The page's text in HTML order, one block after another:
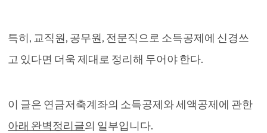
특히, 교직원, 공무원, 전문직으로 소득공제에 신경쓰
고 있다면 더욱 제대로 정리해 두어야 한다.
이 글은 연금저축계좌의 소득공제와 세액공제에 관한
아래 완벽정리글의 일부입니다.